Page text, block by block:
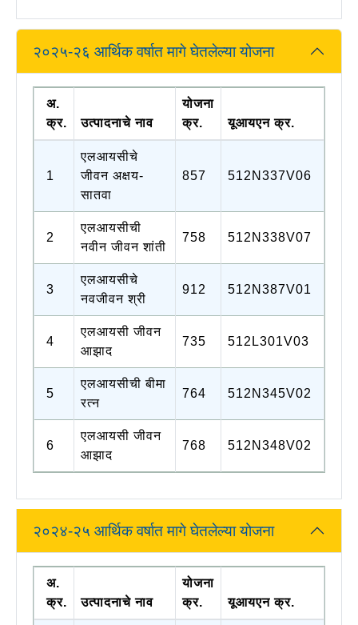
२०२५-२६ आर्थिक वर्षात मागे घेतलेल्या योजना
अ.
क्र.
उत्पादनाचे नाव
योजना
क्र.
यूआयएन क्र.
1
एलआयसीचे
जीवन अक्षय-
सातवा
857 512N337V06
2
एलआयसीची
नवीन जीवन शांती
758 512N338V07
3
एलआयसीचे
नवजीवन श्री
912 512N387V01
4
एलआयसी जीवन
आझाद
735 512L301V03
5
एलआयसीची बीमा
रत्न
764 512N345V02
6
एलआयसी जीवन
आझाद
768 512N348V02
२०२४-२५ आर्थिक वर्षात मागे घेतलेल्या योजना
अ.
क्र.
उत्पादनाचे नाव
योजना
क्र.
यूआयएन क्र.